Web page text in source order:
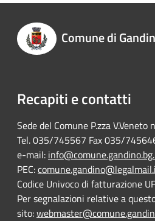
Comune di
Recapiti e contatti
Sede del Comune P.zza V.Veneto
Tel. 035/745567 Fax 035/
e-mail:
PEC:
Codice Univoco di fatturazione
Per segnalazioni relative a
sito: